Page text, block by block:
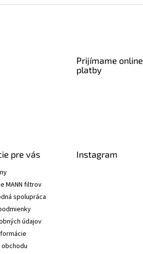
Prijímame online
platby
pre vás
MANN filtrov
spolupráca
údajov
Instagram